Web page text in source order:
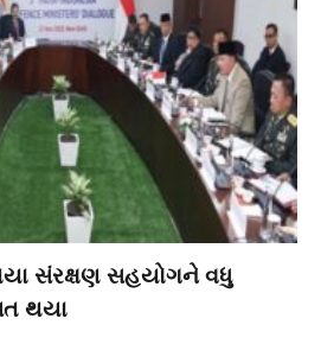
સંરક્ષણ સહયોગને વધુ
થયા